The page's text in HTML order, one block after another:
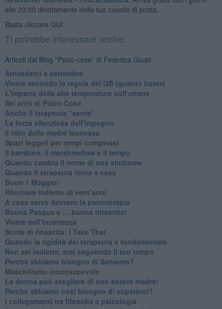
alle 20:00 direttamente nella tua casella di posta.
Basta cliccare QUI
Ti potrebbe interessare anche:
Articoli dal Blog “Psico-cose” di Federica Giusti
​Arrivederci a settembre
​Vivere secondo la regola del QB (quanto basta)
​L'impatto delle alte temperature sull’umore
Sei anni di Psico-Cose
​Anche il terapeuta “sente”
​La forza silenziosa dell'impegno
​Il mito della madre leonessa
Spazi leggeri per tempi complessi
Il bambino, il marshmallow e il tempo
​Quando cambia il nome di una sindrome
​Quando il terapeuta torna a casa
​Buon 1 Maggio!
Ritornare indietro di vent’anni
​A cosa serve davvero la psicoterapia
​Buona Pasqua e … buona rinascita!
​Vivere nell’incertezza
​Storie di rinascita: i Take That
​Quando la rigidità del terapeuta è fondamentale
​Non sei indietro, stai seguendo il tuo tempo
​Perché abbiamo bisogno di Sanremo?
​Maschilismo inconsapevole
​La donna può scegliere di non essere madre!
​Perché abbiamo così bisogno di supereroi?
​I collegamenti tra filosofia e psicologia